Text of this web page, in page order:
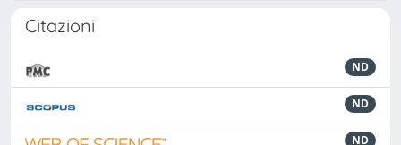
Citazioni
ND
ND
ND